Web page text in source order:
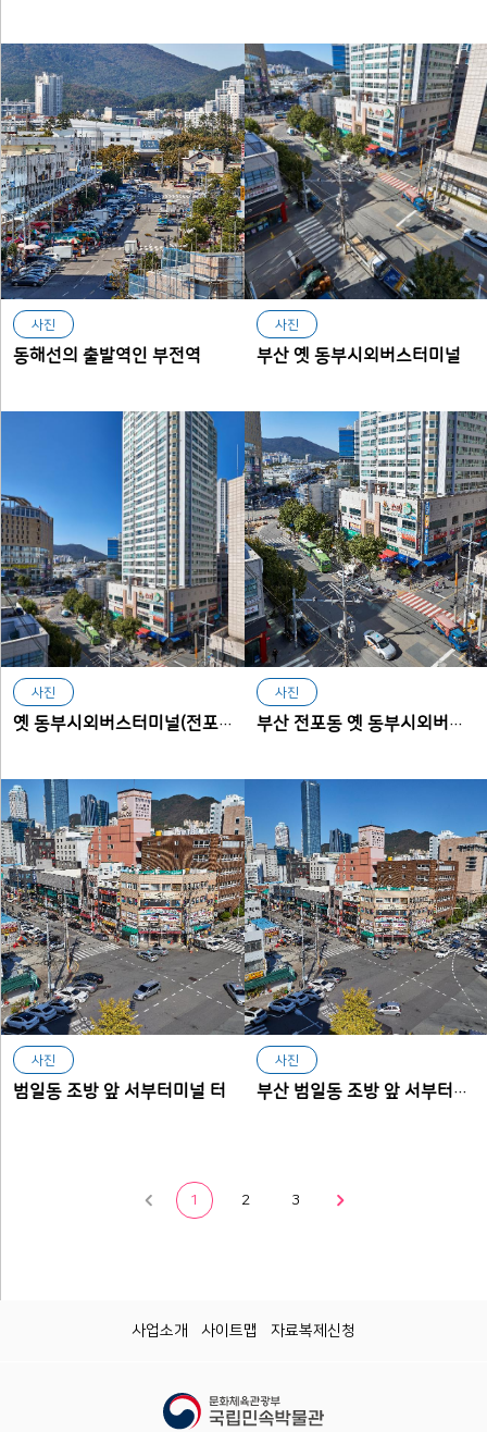
사진
동해선의 출발역인 부전역
사진
부산 옛 동부시외버스터미널
사진
옛 동부시외버스터미널(전포동)
사진
부산 전포동 옛 동부시외버스터미널
사진
범일동 조방 앞 서부터미널 터
사진
부산 범일동 조방 앞 서부터미널 터
1 2 3
사업소개 사이트맵 자료복제신청